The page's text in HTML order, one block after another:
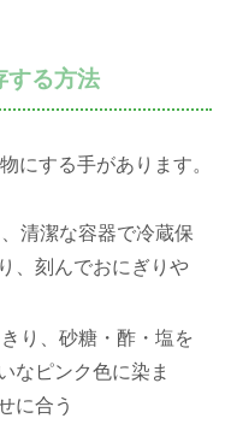
する方法
にする手があります。
清潔な容器で冷蔵保
、刻んでおにぎりや
り、砂糖・酢・塩を
なピンク色に染ま
に合う